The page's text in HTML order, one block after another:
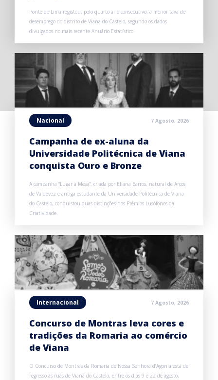
Ponte de Lima registou, pelo quarto ano consecutivo, a menor taxa de
desemprego do distrito de Viana do Castelo, segundo os dados
divulgados no mais recente Anuário Estatístico.
Nacional 7 Agosto, 2026
Campanha de ex-aluna da
Universidade Politécnica de Viana
conquista Ouro e Bronze
A campanha “Lugar à Mesa”, criada por Eliana Barros, natural de Arcos
de Valdevez e antiga estudante da Universidade Politécnica de Viana
do Castelo, conquistou duas distinções nos Prémios Lusófonos da
Criatividade.
Internacional 7 Agosto, 2026
Concurso de Montras leva cores e
tradições da Romaria ao comércio
de Viana
O Concurso de Montras da Romaria de Nossa Senhora d’Agonia está de
regresso às ruas de Viana do Castelo, entre os dias 9 e 22 de agosto,